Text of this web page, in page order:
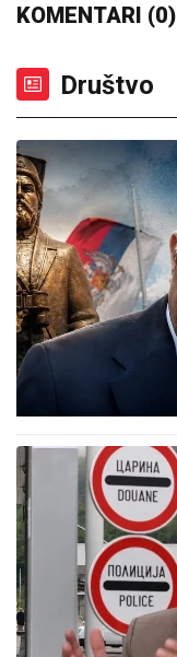
KOMENTARI (0)
Društvo